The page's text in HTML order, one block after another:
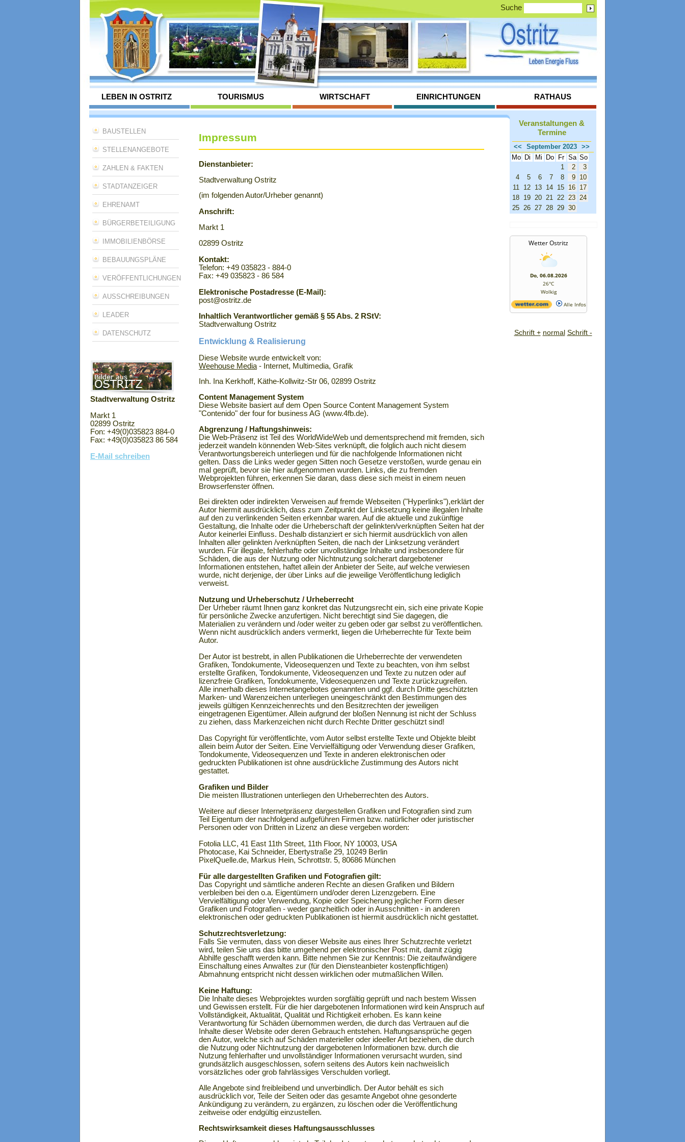
Suche
LEBEN IN OSTRITZ TOURISMUS WIRTSCHAFT EINRICHTUNGEN RATHAUS
BAUSTELLEN
STELLENANGEBOTE
ZAHLEN & FAKTEN
STADTANZEIGER
EHRENAMT
BÜRGERBETEILIGUNG
IMMOBILIENBÖRSE
BEBAUUNGSPLÄNE
VERÖFFENTLICHUNGEN
AUSSCHREIBUNGEN
LEADER
DATENSCHUTZ
Stadtverwaltung Ostritz
Markt 1
02899 Ostritz
Fon: +49(0)035823 884-0
Fax: +49(0)035823 86 584
E-Mail schreiben
Impressum
Dienstanbieter:
Stadtverwaltung Ostritz
(im folgenden Autor/Urheber genannt)
Anschrift:
Markt 1
02899 Ostritz
Kontakt:
Telefon: +49 035823 - 884-0
Fax: +49 035823 - 86 584
Elektronische Postadresse (E-Mail):
post@ostritz.de
Inhaltlich Verantwortlicher gemäß § 55 Abs. 2 RStV:
Stadtverwaltung Ostritz
Entwicklung & Realisierung
Diese Website wurde entwickelt von:
Weehouse Media - Internet, Multimedia, Grafik
Inh. Ina Kerkhoff, Käthe-Kollwitz-Str 06, 02899 Ostritz
Content Management System
Diese Website basiert auf dem Open Source Content Management System
"Contenido" der four for business AG (www.4fb.de).
Abgrenzung / Haftungshinweis:
Die Web-Präsenz ist Teil des WorldWideWeb und dementsprechend mit fremden, sich
jederzeit wandeln könnenden Web-Sites verknüpft, die folglich auch nicht diesem
Verantwortungsbereich unterliegen und für die nachfolgende Informationen nicht
gelten. Dass die Links weder gegen Sitten noch Gesetze verstoßen, wurde genau ein
mal geprüft, bevor sie hier aufgenommen wurden. Links, die zu fremden
Webprojekten führen, erkennen Sie daran, dass diese sich meist in einem neuen
Browserfenster öffnen.
Bei direkten oder indirekten Verweisen auf fremde Webseiten ("Hyperlinks"),erklärt der
Autor hiermit ausdrücklich, dass zum Zeitpunkt der Linksetzung keine illegalen Inhalte
auf den zu verlinkenden Seiten erkennbar waren. Auf die aktuelle und zukünftige
Gestaltung, die Inhalte oder die Urheberschaft der gelinkten/verknüpften Seiten hat der
Autor keinerlei Einfluss. Deshalb distanziert er sich hiermit ausdrücklich von allen
Inhalten aller gelinkten /verknüpften Seiten, die nach der Linksetzung verändert
wurden. Für illegale, fehlerhafte oder unvollständige Inhalte und insbesondere für
Schäden, die aus der Nutzung oder Nichtnutzung solcherart dargebotener
Informationen entstehen, haftet allein der Anbieter der Seite, auf welche verwiesen
wurde, nicht derjenige, der über Links auf die jeweilige Veröffentlichung lediglich
verweist.
Nutzung und Urheberschutz / Urheberrecht
Der Urheber räumt Ihnen ganz konkret das Nutzungsrecht ein, sich eine private Kopie
für persönliche Zwecke anzufertigen. Nicht berechtigt sind Sie dagegen, die
Materialien zu verändern und /oder weiter zu geben oder gar selbst zu veröffentlichen.
Wenn nicht ausdrücklich anders vermerkt, liegen die Urheberrechte für Texte beim
Autor.
Der Autor ist bestrebt, in allen Publikationen die Urheberrechte der verwendeten
Grafiken, Tondokumente, Videosequenzen und Texte zu beachten, von ihm selbst
erstellte Grafiken, Tondokumente, Videosequenzen und Texte zu nutzen oder auf
lizenzfreie Grafiken, Tondokumente, Videosequenzen und Texte zurückzugreifen.
Alle innerhalb dieses Internetangebotes genannten und ggf. durch Dritte geschützten
Marken- und Warenzeichen unterliegen uneingeschränkt den Bestimmungen des
jeweils gültigen Kennzeichenrechts und den Besitzrechten der jeweiligen
eingetragenen Eigentümer. Allein aufgrund der bloßen Nennung ist nicht der Schluss
zu ziehen, dass Markenzeichen nicht durch Rechte Dritter geschützt sind!
Das Copyright für veröffentlichte, vom Autor selbst erstellte Texte und Objekte bleibt
allein beim Autor der Seiten. Eine Vervielfältigung oder Verwendung dieser Grafiken,
Tondokumente, Videosequenzen und Texte in anderen elektronischen oder
gedruckten Publikationen ist ohne ausdrückliche Zustimmung des Autors nicht
gestattet.
Grafiken und Bilder
Die meisten Illustrationen unterliegen den Urheberrechten des Autors.
Weitere auf dieser Internetpräsenz dargestellen Grafiken und Fotografien sind zum
Teil Eigentum der nachfolgend aufgeführen Firmen bzw. natürlicher oder juristischer
Personen oder von Dritten in Lizenz an diese vergeben worden:
Fotolia LLC, 41 East 11th Street, 11th Floor, NY 10003, USA
Photocase, Kai Schneider, Ebertystraße 29, 10249 Berlin
PixelQuelle.de, Markus Hein, Schrottstr. 5, 80686 München
Für alle dargestellten Grafiken und Fotografien gilt:
Das Copyright und sämtliche anderen Rechte an diesen Grafiken und Bildern
verbleiben bei den o.a. Eigentümern und/oder deren Lizenzgebern. Eine
Vervielfältigung oder Verwendung, Kopie oder Speicherung jeglicher Form dieser
Grafiken und Fotografien - weder ganzheitlich oder in Ausschnitten - in anderen
elektronischen oder gedruckten Publikationen ist hiermit ausdrücklich nicht gestattet.
Schutzrechtsverletzung:
Falls Sie vermuten, dass von dieser Website aus eines Ihrer Schutzrechte verletzt
wird, teilen Sie uns das bitte umgehend per elektronischer Post mit, damit zügig
Abhilfe geschafft werden kann. Bitte nehmen Sie zur Kenntnis: Die zeitaufwändigere
Einschaltung eines Anwaltes zur (für den Diensteanbieter kostenpflichtigen)
Abmahnung entspricht nicht dessen wirklichen oder mutmaßlichen Willen.
Keine Haftung:
Die Inhalte dieses Webprojektes wurden sorgfältig geprüft und nach bestem Wissen
und Gewissen erstellt. Für die hier dargebotenen Informationen wird kein Anspruch auf
Vollständigkeit, Aktualität, Qualität und Richtigkeit erhoben. Es kann keine
Verantwortung für Schäden übernommen werden, die durch das Vertrauen auf die
Inhalte dieser Website oder deren Gebrauch entstehen. Haftungsansprüche gegen
den Autor, welche sich auf Schäden materieller oder ideeller Art beziehen, die durch
die Nutzung oder Nichtnutzung der dargebotenen Informationen bzw. durch die
Nutzung fehlerhafter und unvollständiger Informationen verursacht wurden, sind
grundsätzlich ausgeschlossen, sofern seitens des Autors kein nachweislich
vorsätzliches oder grob fahrlässiges Verschulden vorliegt.
Alle Angebote sind freibleibend und unverbindlich. Der Autor behält es sich
ausdrücklich vor, Teile der Seiten oder das gesamte Angebot ohne gesonderte
Ankündigung zu verändern, zu ergänzen, zu löschen oder die Veröffentlichung
zeitweise oder endgültig einzustellen.
Rechtswirksamkeit dieses Haftungsausschlusses
Veranstaltungen &
Termine
<< September 2023
>>
Mo
Di Mi Do Fr Sa So
1
2
3
4
5 6 7 8 9
10
11
12 13 14 15 16
17
18
19 20 21 22 23
24
25
26 27 28 29 30
Wetter Ostritz
Do, 06.08.2026
26°C
Wolkig
Alle Infos
Schrift + normal Schrift -